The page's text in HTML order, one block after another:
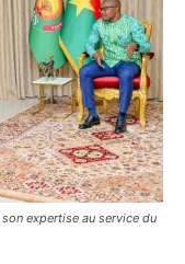
expertise au service du